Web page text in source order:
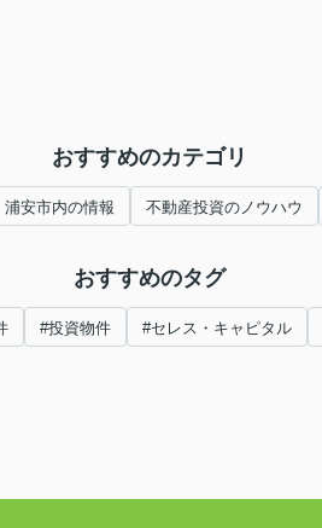
おすすめのカテゴリ
浦安市内の情報 不動産投資のノウハウ
おすすめのタグ
#投資物件 #セレス・キャピタル